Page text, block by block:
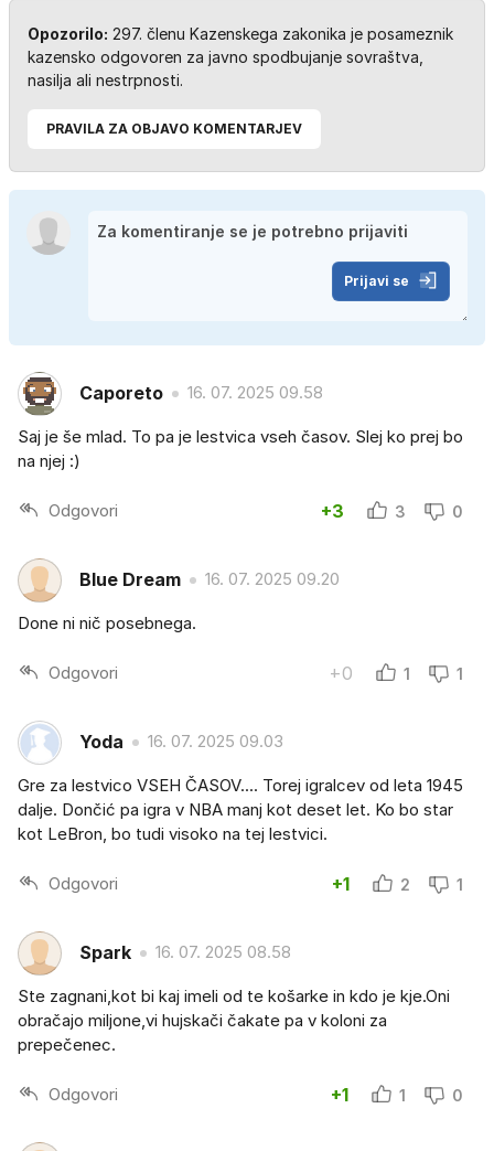
Opozorilo: 297. členu Kazenskega zakonika je posameznik
kazensko odgovoren za javno spodbujanje sovraštva,
nasilja ali nestrpnosti.
PRAVILA ZA OBJAVO KOMENTARJEV
Prijavi se
Caporeto 16. 07. 2025 09.58
Saj je še mlad. To pa je lestvica vseh časov. Slej ko prej bo
na njej :)
Odgovori +3 3 0
BIue Dream 16. 07. 2025 09.20
Done ni nič posebnega.
Odgovori +0 1 1
Yoda 16. 07. 2025 09.03
Gre za lestvico VSEH ČASOV.... Torej igralcev od leta 1945
dalje. Dončić pa igra v NBA manj kot deset let. Ko bo star
kot LeBron, bo tudi visoko na tej lestvici.
Odgovori +1 2 1
Spark 16. 07. 2025 08.58
Ste zagnani,kot bi kaj imeli od te košarke in kdo je kje.Oni
obračajo miljone,vi hujskači čakate pa v koloni za
prepečenec.
Odgovori +1 1 0